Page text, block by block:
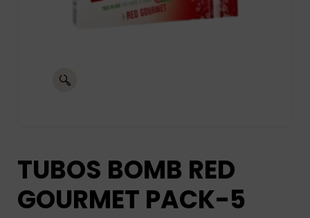
TUBOS BOMB RED
GOURMET PACK-5